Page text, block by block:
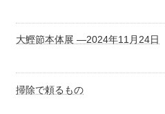
大鰹節本体展 ―2024年11月24日
掃除で頼るもの